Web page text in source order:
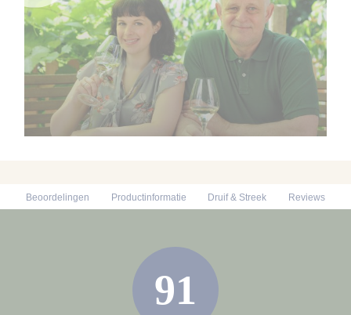
Beoordelingen Productinformatie Druif & Streek Reviews
91